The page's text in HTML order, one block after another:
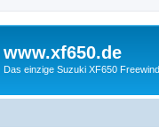
www.xf650.de
Das einzige Suzuki XF650